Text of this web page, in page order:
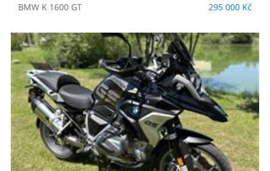
BMW K 1600 GT 295 000 Kč